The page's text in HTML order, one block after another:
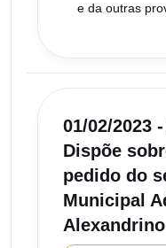
e da outras
01/02/2023
Dispõe
pedido do
Municipal